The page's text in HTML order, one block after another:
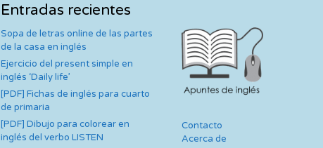
Entradas recientes
Sopa de letras online de las partes
de la casa en inglés
Ejercicio del present simple en
inglés ‘Daily life’
[PDF] Fichas de inglés para cuarto
de primaria
[PDF] Dibujo para colorear en
inglés del verbo LISTEN
Contacto
Acerca de